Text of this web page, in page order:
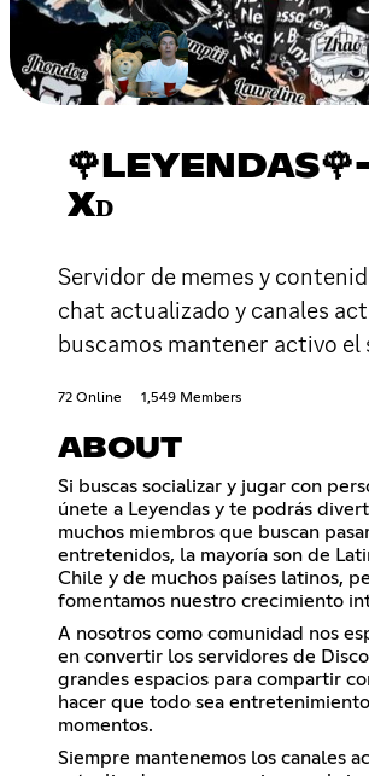
🌹LEYENDAS🌹-
Xᴅ
Servidor de memes y
chat actualizado y canales
buscamos mantener activo el
72 Online 1,549 Members
ABOUT
Si buscas socializar y jugar con
únete a Leyendas y te podrás
muchos miembros que buscan
entretenidos, la mayoría son de
Chile y de muchos países latinos,
fomentamos nuestro crecimiento
A nosotros como comunidad nos
en convertir los servidores de
grandes espacios para compartir
hacer que todo sea
momentos.
Siempre mantenemos los canales